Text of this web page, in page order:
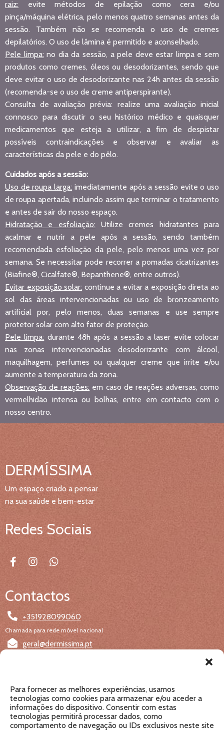
Para fornecer as melhores experiências, usamos
tecnologias como cookies para armazenar e/ou aceder a
informações do dispositivo. Consentir com estas
tecnologias permitirá processar dados, como
comportamento de navegação ou IDs exclusivos neste site
raiz: evite métodos de epilação como cera e/ou
pinça/máquina elétrica, pelo menos quatro semanas antes da
sessão. Também não se recomenda o uso de cremes
depilatórios. O uso de lâmina é permitido e aconselhado.
Pele limpa: no dia da sessão, a pele deve estar limpa e sem
produtos como cremes, óleos ou desodorizantes, sendo que
deve evitar o uso de desodorizante nas 24h antes da sessão
(recomenda-se o uso de creme antiperspirante).
Consulta de avaliação prévia: realize uma avaliação inicial
connosco para discutir o seu histórico médico e quaisquer
medicamentos que esteja a utilizar, a fim de despistar
possíveis contraindicações e observar e avaliar as
características da pele e do pêlo.
Cuidados após a sessão:
Uso de roupa larga: imediatamente após a sessão evite o uso
de roupa apertada, incluindo assim que terminar o tratamento
e antes de sair do nosso espaço.
Hidratação e esfoliação: Utilize cremes hidratantes para
acalmar e nutrir a pele após a sessão, sendo também
recomendada esfoliação da pele, pelo menos uma vez por
semana. Se necessitar pode recorrer a pomadas cicatrizantes
(Biafine®, Cicalfate®, Bepanthene®, entre outros).
Evitar exposição solar: continue a evitar a exposição direta ao
sol das áreas intervencionadas ou uso de bronzeamento
artificial por, pelo menos, duas semanas e use sempre
protetor solar com alto fator de proteção.
Pele limpa: durante 48h após a sessão a laser evite colocar
nas zonas intervencionadas desodorizante com álcool,
maquilhagem, perfumes ou qualquer creme que irrite e/ou
aumente a temperatura da zona.
Observação de reações: em caso de reações adversas, como
vermelhidão intensa ou bolhas, entre em contacto com o
nosso centro.
DERMÍSSIMA
Um espaço criado a pensar
na sua saúde e bem-estar
Redes Sociais
Contactos
+351928099060
Chamada para rede móvel nacional
geral@dermissima.pt
Rua Dr. Luís Pereira da Costa, 5C, 2425-619 Monte
Redondo, Leiria
Obter direcções no mapa